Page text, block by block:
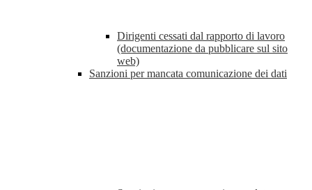
Dirigenti cessati dal rapporto di lavoro
(documentazione da pubblicare sul sito
web)
Sanzioni per mancata comunicazione dei dati